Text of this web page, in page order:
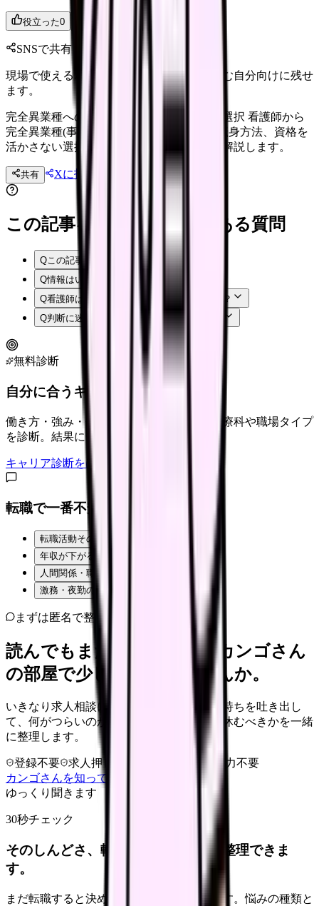
役立った0 参考になった 0
SNSで共有
現場で使えるポイントを、同僚やあとで読む自分向けに残せ
ます。
完全異業種への転身｜看護師資格を手放す選択 看護師から
完全異業種(事務・IT・サービス業等)への転身方法、資格を
活かさない選択のメリット・デメリットを解説します。
共有 Xに投稿 投稿文コピー
この記事を読む前後によくある質問
Qこの記事では何を確認できますか？
Q情報はいつ時点のものですか？
Q看護師はまず何から確認すればよいですか？
Q判断に迷う場合はどうすればよいですか？
無料診断
自分に合うキャリアタイプは？
働き方・強み・価値観から、向いている診療科や職場タイプ
を診断。結果に合う求人も表示。
キャリア診断をはじめる
転職で一番不安なことは？
転職活動そのものが不安
年収が下がるのが怖い
人間関係・職場の雰囲気
激務・夜勤の負担
まずは匿名で整理
読んでもまだ苦しいなら、カンゴさん
の部屋で少し話してみませんか。
いきなり求人相談には進みません。今の気持ちを吐き出し
て、何がつらいのか、辞めるべきか、少し休むべきかを一緒
に整理します。
登録不要 求人押し売りなし
病院名は入力不要
カンゴさんを知ってから相談する
ゆっくり聞きます
30秒チェック
そのしんどさ、転職すべきサインか整理できま
す。
まだ転職すると決めていなくても大丈夫です。悩みの種類と